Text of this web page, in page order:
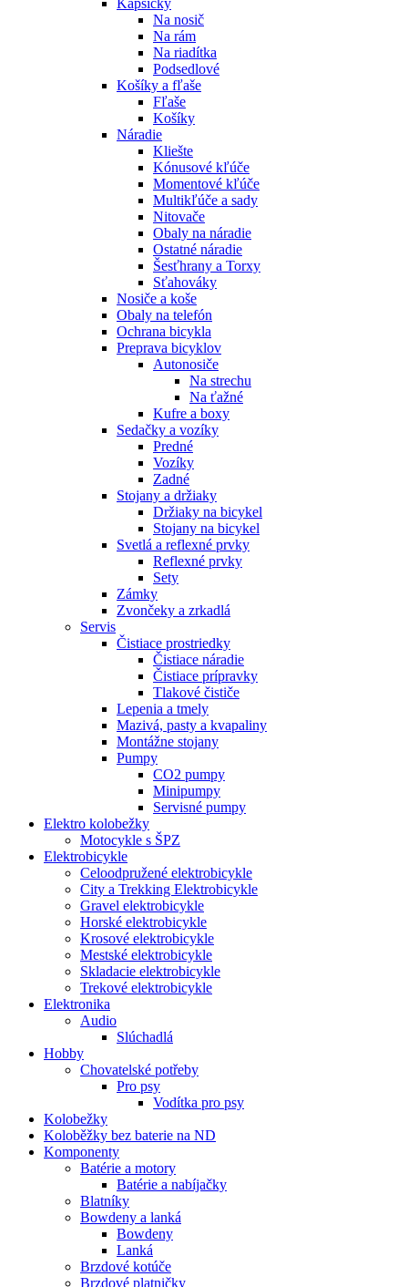
Kapsičky
Na nosič
Na rám
Na riadítka
Podsedlové
Košíky a fľaše
Fľaše
Košíky
Náradie
Kliešte
Kónusové kľúče
Momentové kľúče
Multikľúče a sady
Nitovače
Obaly na náradie
Ostatné náradie
Šesťhrany a Torxy
Sťahováky
Nosiče a koše
Obaly na telefón
Ochrana bicykla
Preprava bicyklov
Autonosiče
Na strechu
Na ťažné
Kufre a boxy
Sedačky a vozíky
Predné
Vozíky
Zadné
Stojany a držiaky
Držiaky na bicykel
Stojany na bicykel
Svetlá a reflexné prvky
Reflexné prvky
Sety
Zámky
Zvončeky a zrkadlá
Servis
Čistiace prostriedky
Čistiace náradie
Čistiace prípravky
Tlakové čističe
Lepenia a tmely
Mazivá, pasty a kvapaliny
Montážne stojany
Pumpy
CO2 pumpy
Minipumpy
Servisné pumpy
Elektro kolobežky
Motocykle s ŠPZ
Elektrobicykle
Celoodpružené elektrobicykle
City a Trekking Elektrobicykle
Gravel elektrobicykle
Horské elektrobicykle
Krosové elektrobicykle
Mestské elektrobicykle
Skladacie elektrobicykle
Trekové elektrobicykle
Elektronika
Audio
Slúchadlá
Hobby
Chovatelské potřeby
Pro psy
Vodítka pro psy
Kolobežky
Koloběžky bez baterie na ND
Komponenty
Batérie a motory
Batérie a nabíjačky
Blatníky
Bowdeny a lanká
Bowdeny
Lanká
Brzdové kotúče
Brzdové platničky